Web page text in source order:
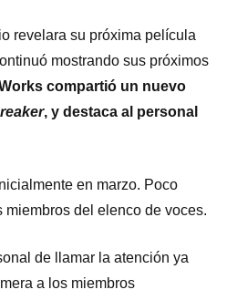
revelara su próxima película
mostrando sus próximos
compartió un nuevo
, y destaca al personal
en marzo. Poco
del elenco de voces.
de llamar la atención ya
a los miembros